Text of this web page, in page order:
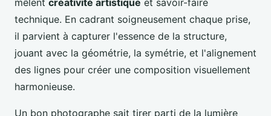
mêlent créativité artistique et savoir-faire
technique. En cadrant soigneusement chaque prise,
il parvient à capturer l'essence de la structure,
jouant avec la géométrie, la symétrie, et l'alignement
des lignes pour créer une composition visuellement
harmonieuse.
Un bon photographe sait tirer parti de la lumière